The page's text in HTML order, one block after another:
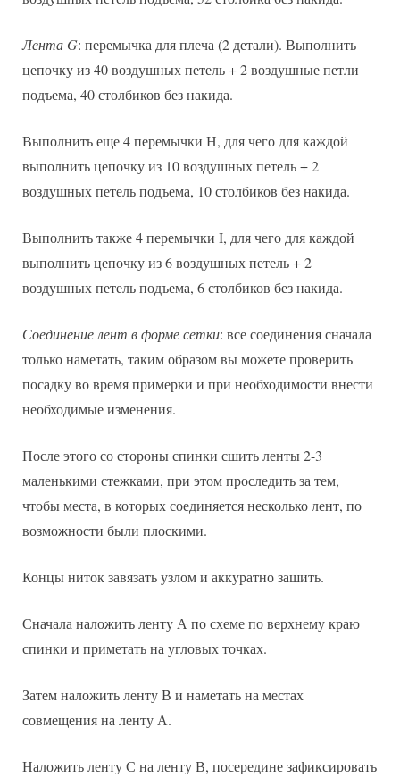
Лента G: перемычка для плеча (2 детали). Выполнить
цепочку из 40 воздушных петель + 2 воздушные петли
подъема, 40 столбиков без накида.
Выполнить еще 4 перемычки Н, для чего для каждой
выполнить цепочку из 10 воздушных петель + 2
воздушных петель подъема, 10 столбиков без накида.
Выполнить также 4 перемычки I, для чего для каждой
выполнить цепочку из 6 воздушных петель + 2
воздушных петель подъема, 6 столбиков без накида.
Соединение лент в форме сетки: все соединения сначала
только наметать, таким образом вы можете проверить
посадку во время примерки и при необходимости внести
необходимые изменения.
После этого со стороны спинки сшить ленты 2-3
маленькими стежками, при этом проследить за тем,
чтобы места, в которых соединяется несколько лент, по
возможности были плоскими.
Концы ниток завязать узлом и аккуратно зашить.
Сначала наложить ленту А по схеме по верхнему краю
спинки и приметать на угловых точках.
Затем наложить ленту В и наметать на местах
совмещения на ленту А.
Наложить ленту С на ленту В, посередине зафиксировать